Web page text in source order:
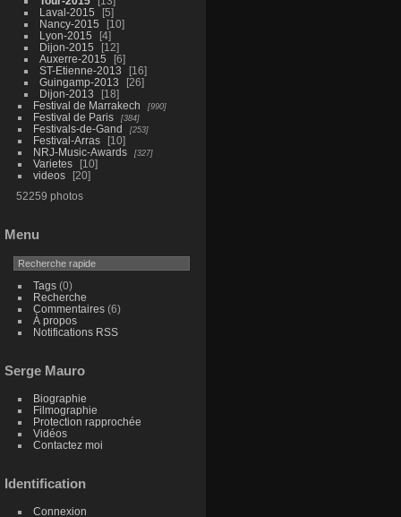
Laval-2015
5
Nancy-2015
10
Lyon-2015
4
Dijon-2015
12
Auxerre-2015
6
ST-Etienne-2013
16
Guingamp-2013
26
Dijon-2013
18
Festival de Marrakech
990
Festival de Paris 384
Festivals-de-Gand 253
Festival-Arras
10
NRJ-Music-Awards
327
Varietes
10
videos
20
52259 photos
Menu
Tags(0)
Recherche
Commentaires(6)
À propos
Notifications RSS
Serge Mauro
Biographie
Filmographie
Protection rapprochée
Vidéos
Contactez moi
Identification
Connexion